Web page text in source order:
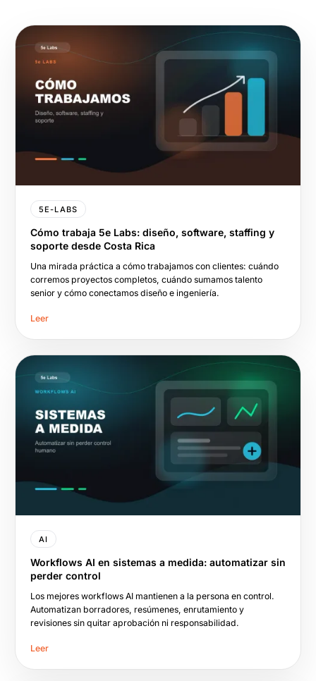
5E-LABS
Cómo trabaja 5e Labs: diseño, software, staffing y
soporte desde Costa Rica
Una mirada práctica a cómo trabajamos con clientes: cuándo
corremos proyectos completos, cuándo sumamos talento
senior y cómo conectamos diseño e ingeniería.
Leer
AI
Workflows AI en sistemas a medida: automatizar sin
perder control
Los mejores workflows AI mantienen a la persona en control.
Automatizan borradores, resúmenes, enrutamiento y
revisiones sin quitar aprobación ni responsabilidad.
Leer